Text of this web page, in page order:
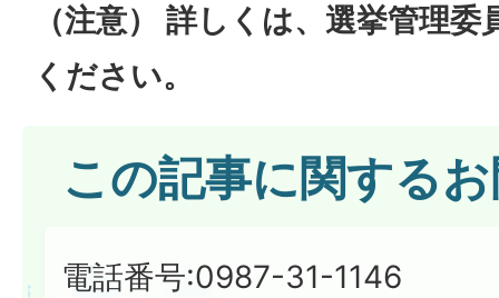
（注意） 詳しくは、選挙管理
ください。
この記事に関する
電話番号:0987-31-1146